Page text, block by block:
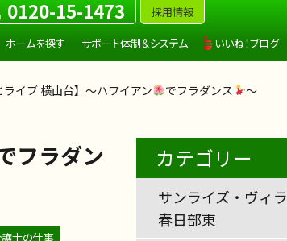
0120-15-1473 採用情報
ホームを探す サポート体制＆システム いいね！ブログ
ライブ 横山台】～ハワイアン でフラダンス ～
フラダン
士の仕事
カテゴリー
サンライズ・ヴィラ
春日部東